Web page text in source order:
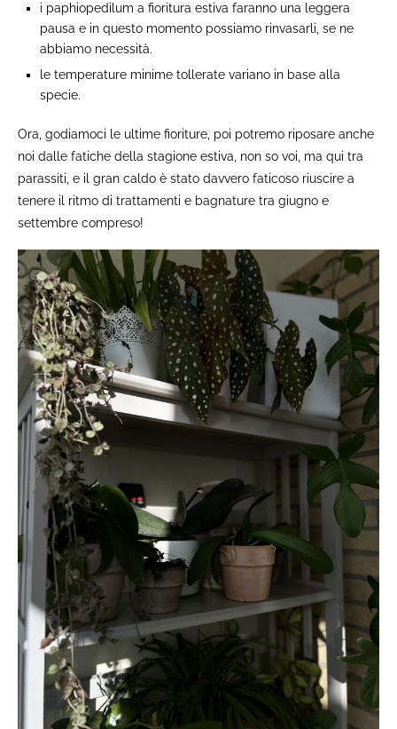
i paphiopedilum a fioritura estiva faranno una leggera
pausa e in questo momento possiamo rinvasarli, se ne
abbiamo necessità.
le temperature minime tollerate variano in base alla
specie.
Ora, godiamoci le ultime fioriture, poi potremo riposare anche
noi dalle fatiche della stagione estiva, non so voi, ma qui tra
parassiti, e il gran caldo è stato davvero faticoso riuscire a
tenere il ritmo di trattamenti e bagnature tra giugno e
settembre compreso!